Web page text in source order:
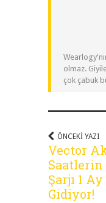
olmaz.
çok çabuk
ÖNCEKI YAZI
Vector
Saatlerin
Şarjı 1 Ay
Gidiyor!